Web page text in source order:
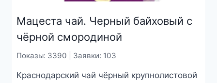
Мацеста чай. Черный байховый с
чёрной смородиной
Показы: 3390 | Заявки: 103
Краснодарский чай чёрный крупнолистовой